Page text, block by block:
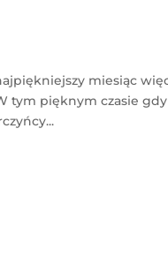
miesiąc
tym pięknym czasie